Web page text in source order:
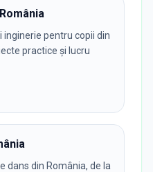
inginerie pentru copii din
practice și lucru
dans din România, de la